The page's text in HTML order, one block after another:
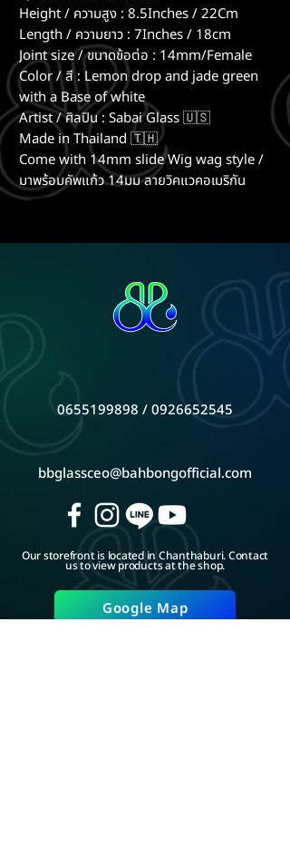
Height / ความสูง : 8.5Inches / 22Cm
Length / ความยาว : 7Inches / 18cm
Joint size / ขนาดข้อต่อ : 14mm/Female
Color / สี : Lemon drop and jade green
with a Base of white
Artist / ศิลปิน : Sabai Glass 🇺🇸
Made in Thailand 🇹🇭
Come with 14mm slide Wig wag style /
มาพร้อมคัพแก้ว 14มม ลายวิคแวคอเมริกัน
0655199898 /0926652545
bbglassceo@bahbongofficial.com
Our storefront is located in Chanthaburi. Contact
us to view products at the shop.
Google Map